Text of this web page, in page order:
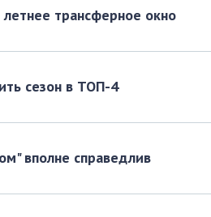
трансферное окно
сезон в ТОП-4
вполне справедлив